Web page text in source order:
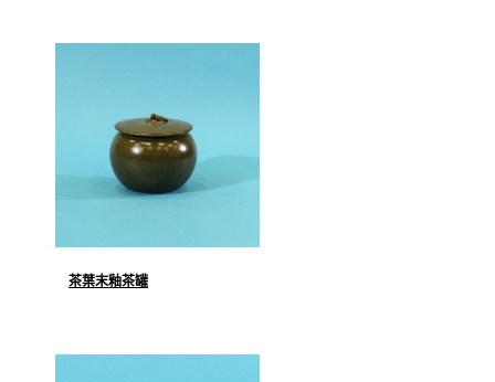
茶葉末釉茶罐